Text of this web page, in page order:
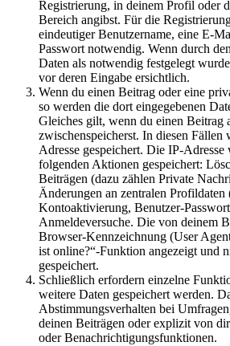
Registrierung, in deinem Profil oder
Bereich angibst. Für die
eindeutiger Benutzername, eine E-
Passwort notwendig. Wenn durch
Daten als notwendig festgelegt
vor deren Eingabe ersichtlich.
Wenn du einen Beitrag oder eine
so werden die dort eingegebenen
Gleiches gilt, wenn du einen Beitrag
zwischenspeicherst. In diesen Fällen
Adresse gespeichert. Die IP-
folgenden Aktionen gespeichert:
Beiträgen (dazu zählen Private
Änderungen an zentralen
Kontoaktivierung, Benutzer-
Anmeldeversuche. Die von deinem
Browser-Kennzeichnung (User
ist online?“-Funktion angezeigt und
gespeichert.
Schließlich erfordern einzelne
weitere Daten gespeichert werden.
Abstimmungsverhalten bei
deinen Beiträgen oder explizit von
oder Benachrichtigungsfunktionen.